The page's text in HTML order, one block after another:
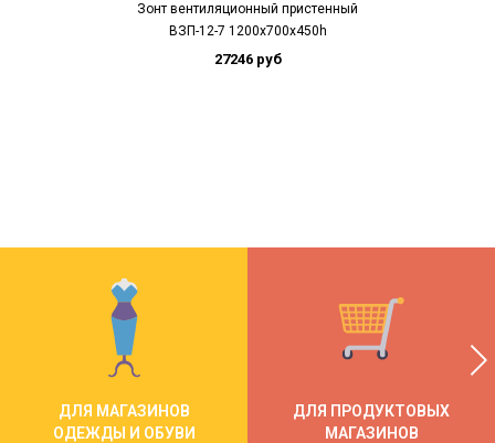
Зонт вентиляционный пристенный
ВЗП-12-7 1200х700х450h
27246 руб
ДЛЯ МАГАЗИНОВ
ОДЕЖДЫ И ОБУВИ
ДЛЯ ПРОДУКТОВЫХ
МАГАЗИНОВ